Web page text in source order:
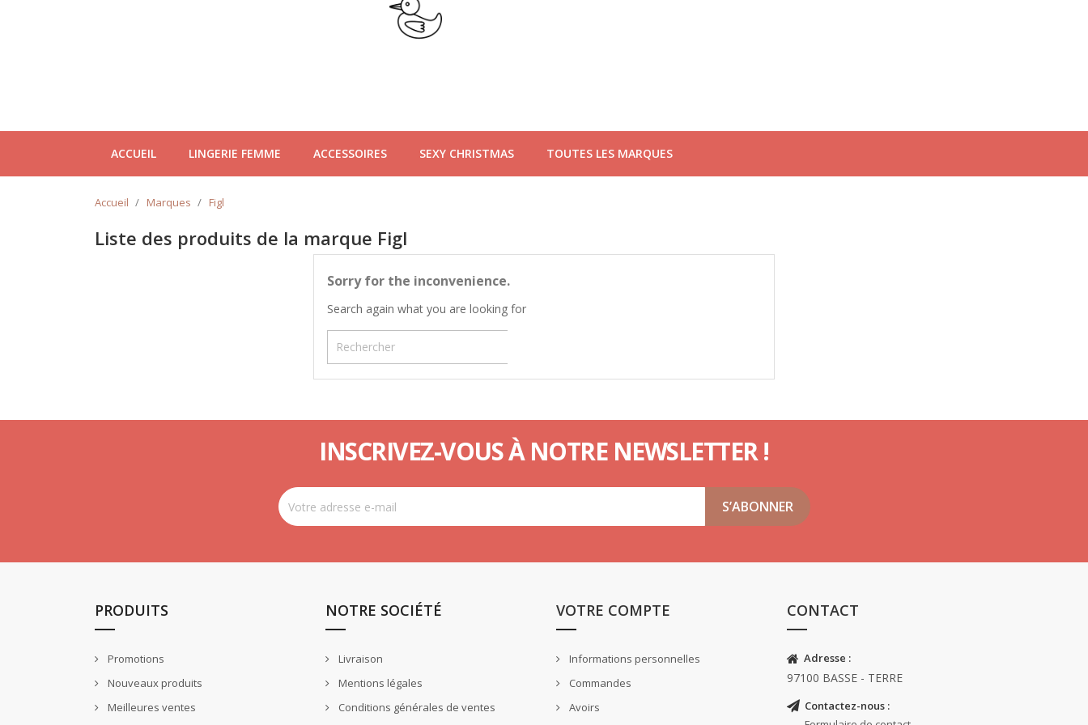
ACCUEIL LINGERIE FEMME ACCESSOIRES SEXY CHRISTMAS TOUTES LES MARQUES
Accueil Marques Figl
Liste des produits de la marque Figl
Sorry for the inconvenience.
Search again what you are looking for
INSCRIVEZ-VOUS À NOTRE NEWSLETTER !
PRODUITS
Promotions
Nouveaux produits
Meilleures ventes
NOTRE SOCIÉTÉ
Livraison
Mentions légales
Conditions générales de ventes
VOTRE COMPTE
Informations personnelles
Commandes
Avoirs
CONTACT
Adresse :
97100 BASSE - TERRE
Contactez-nous :